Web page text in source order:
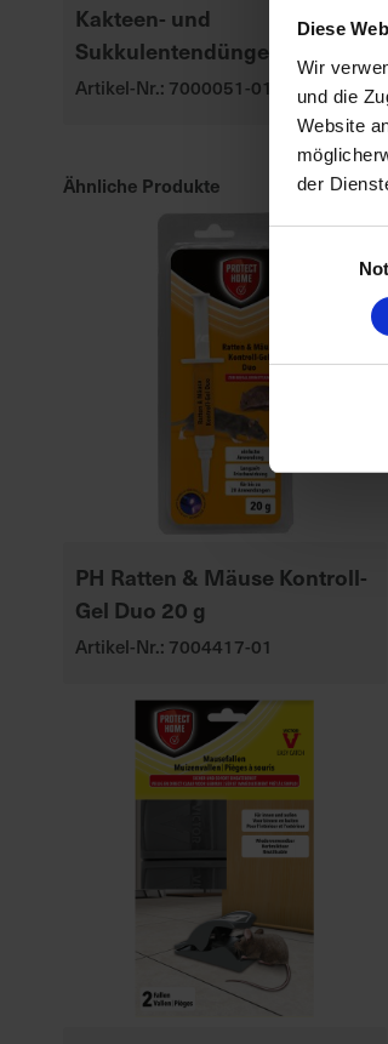
Diese
Wir
und die
Website
der
Kakteen- und
Sukkulentendünger 250 ml
Artikel-Nr.: 7000051-01
Ähnliche Produkte
PH Ratten & Mäuse Kontroll-
Gel Duo 20 g
Artikel-Nr.: 7004417-01